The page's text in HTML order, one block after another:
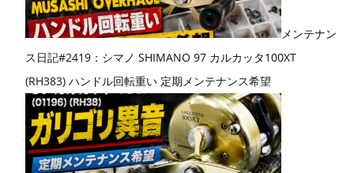
メンテナン
ス日記#2419：シマノ SHIMANO 97 カルカッタ100XT
(RH383) ハンドル回転重い 定期メンテナンス希望